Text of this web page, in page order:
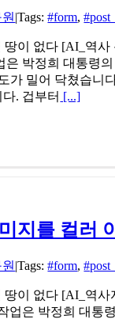
|Tags:#form,
이 없다 [AI_역사
박정희 대통령
가 밀어 닥쳤습
. 겁부터 [...]
지를 컬러
|Tags:#form,
이 없다 [AI_역사
업은 박정희 대